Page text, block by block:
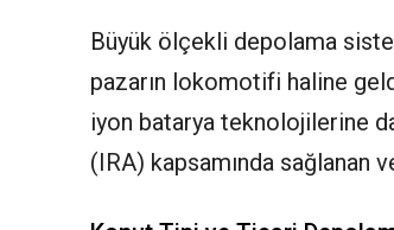
Büyük ölçekli depolama
pazarın lokomotifi haline
iyon batarya teknolojilerine
(IRA) kapsamında sağlanan